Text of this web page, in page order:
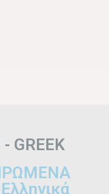
GREEK